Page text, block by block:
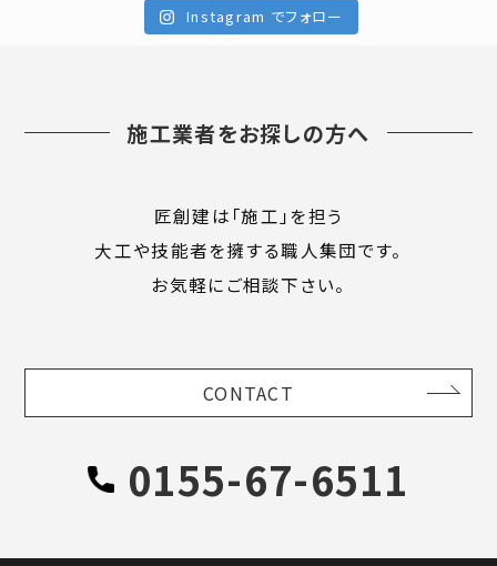
Instagram でフォロー
施工業者をお探しの方へ
匠創建は「施工」を担う
大工や技能者を擁する職人集団です。
お気軽にご相談下さい。
CONTACT
0155-67-6511